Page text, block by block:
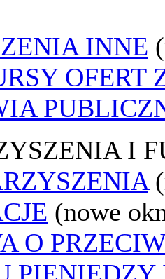
INNE
OFERT
I
(nowe
O